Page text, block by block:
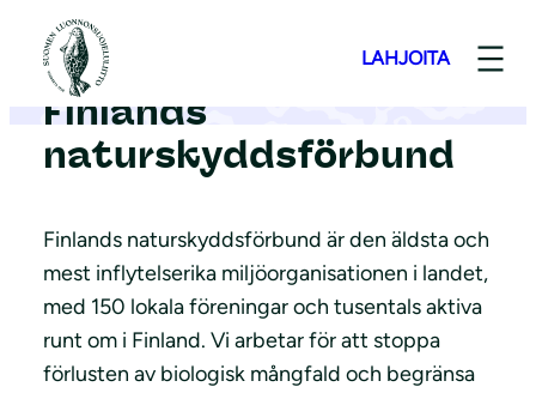
LAHJOITA
Finlands
naturskyddsförbund
Finlands naturskyddsförbund är den äldsta och
mest inflytelserika miljöorganisationen i landet,
med 150 lokala föreningar och tusentals aktiva
runt om i Finland. Vi arbetar för att stoppa
förlusten av biologisk mångfald och begränsa